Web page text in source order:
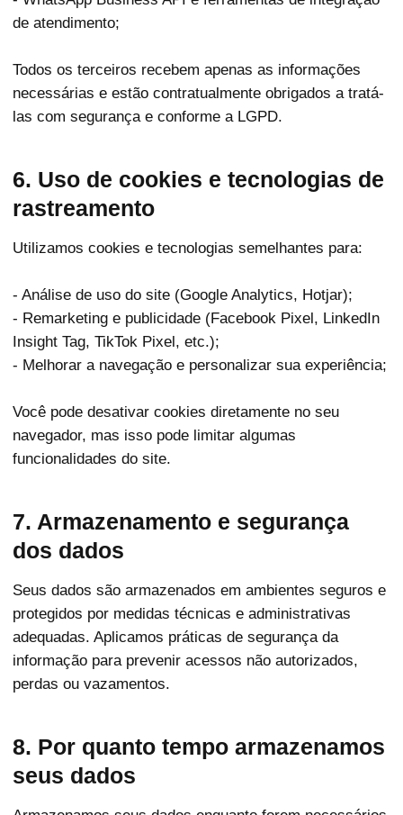
de atendimento;
Todos os terceiros recebem apenas as informações
necessárias e estão contratualmente obrigados a tratá-
las com segurança e conforme a LGPD.
6. Uso de cookies e tecnologias de
rastreamento
Utilizamos cookies e tecnologias semelhantes para:
- Análise de uso do site (Google Analytics, Hotjar);
- Remarketing e publicidade (Facebook Pixel, LinkedIn
Insight Tag, TikTok Pixel, etc.);
- Melhorar a navegação e personalizar sua experiência;
Você pode desativar cookies diretamente no seu
navegador, mas isso pode limitar algumas
funcionalidades do site.
7. Armazenamento e segurança
dos dados
Seus dados são armazenados em ambientes seguros e
protegidos por medidas técnicas e administrativas
adequadas. Aplicamos práticas de segurança da
informação para prevenir acessos não autorizados,
perdas ou vazamentos.
8. Por quanto tempo armazenamos
seus dados